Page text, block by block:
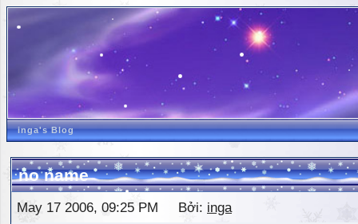
inga's Blog
no name
May 17 2006, 09:25 PM Bởi: inga